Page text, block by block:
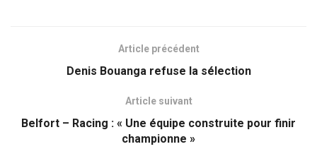
Article précédent
Denis Bouanga refuse la sélection
Article suivant
Belfort – Racing : « Une équipe construite pour finir
championne »